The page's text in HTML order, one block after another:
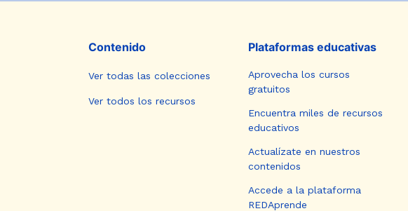
Contenido
Ver todas las colecciones
Ver todos los recursos
Plataformas educativas
Aprovecha los cursos
gratuitos
Encuentra miles de recursos
educativos
Actualízate en nuestros
contenidos
Accede a la plataforma
REDAprende